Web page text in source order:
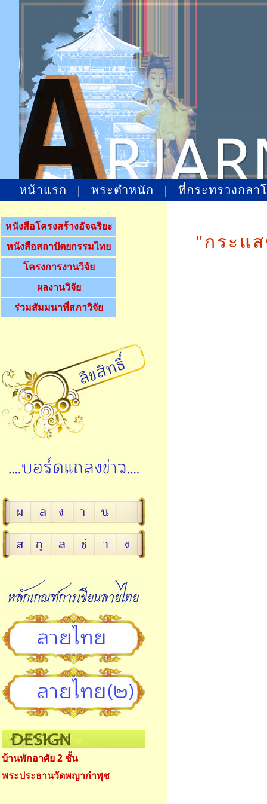
หน้าแรก | พระตำหนัก | ที่กระทรวงกลา
หนังสือโครงสร้างอัจฉริยะ
หนังสือสถาปัตยกรรมไทย
โครงการงานวิจัย
ผลงานวิจัย
ร่วมสัมมนาที่สภาวิจัย
บ้านพักอาศัย 2 ชั้น
พระประธานวัดพญากำพุช
"กระแ